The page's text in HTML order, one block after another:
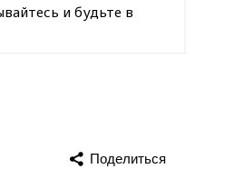
и будьте в
Поделиться